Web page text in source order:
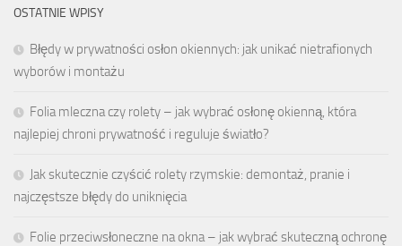
OSTATNIE WPISY
Błędy w prywatności osłon okiennych: jak unikać nietrafionych
wyborów i montażu
Folia mleczna czy rolety – jak wybrać osłonę okienną, która
najlepiej chroni prywatność i reguluje światło?
Jak skutecznie czyścić rolety rzymskie: demontaż, pranie i
najczęstsze błędy do uniknięcia
Folie przeciwsłoneczne na okna – jak wybrać skuteczną ochronę